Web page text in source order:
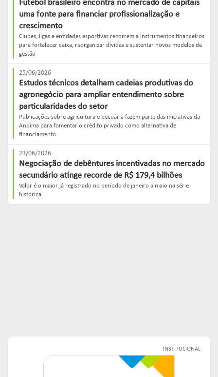
Futebol brasileiro encontra no mercado de capitais
uma fonte para financiar profissionalização e
crescimento
Clubes, ligas e entidades esportivas recorrem a instrumentos financeiros
para fortalecer caixa, reorganizar dívidas e sustentar novos modelos de
gestão
25/06/2026
Estudos técnicos detalham cadeias produtivas do
agronegócio para ampliar entendimento sobre
particularidades do setor
Publicações sobre agricultura e pecuária fazem parte das iniciativas da
Anbima para fomentar o crédito privado como alternativa de
financiamento
23/06/2026
Negociação de debêntures incentivadas no mercado
secundário atinge recorde de R$ 179,4 bilhões
Valor é o maior já registrado no período de janeiro a maio na série
histórica
INSTITUCIONAL